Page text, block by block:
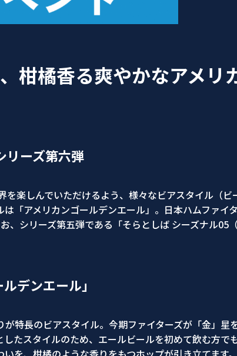
柑橘香る爽やかなアメリ
リーズ第六弾
を楽しんでいただけるよう、様々なビアスタイル（ビ
「アメリカンゴールデンエール」。日本ハムファイ
、シリーズ第五弾である「そらとしば シーズナル05
デンエール」
特長のビアスタイル。今期ファイターズが「金」星
たスタイルのため、エールビールを初めて飲む方で